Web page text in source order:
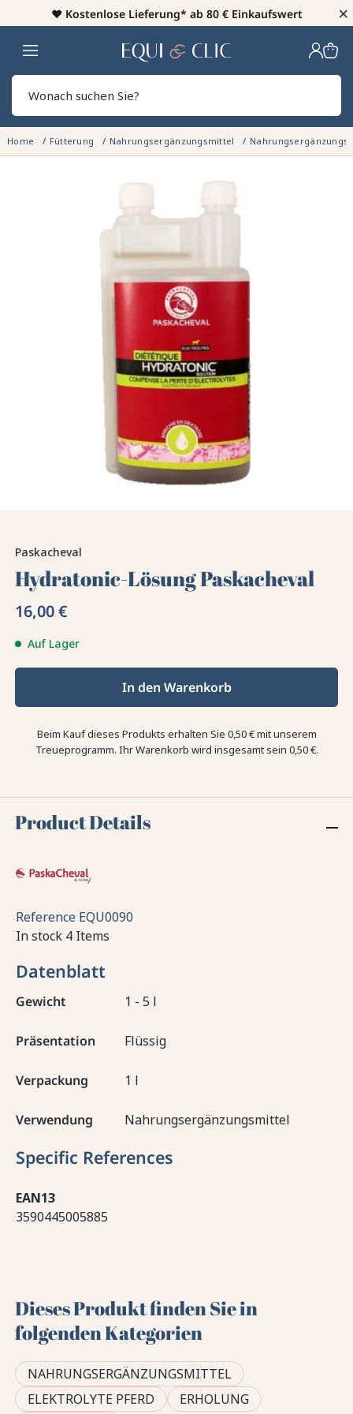
♥️ Kostenlose Lieferung* ab 80 € Einkaufswert ×
Heim
Home Fütterung Nahrungsergänzungsmittel
Paskacheval
Hydratonic-Lösung Paskacheval
16,00 €
Auf Lager
In den Warenkorb
Beim Kauf dieses Produkts erhalten Sie 0,50 €mit unserem
Treueprogramm. Ihr Warenkorb wird insgesamt sein 0,50 €.
Product Details
Reference EQU0090
In stock 4 Items
Datenblatt
Gewicht 1 - 5 l
Präsentation Flüssig
Verpackung 1 l
Verwendung Nahrungsergänzungsmittel
Specific References
EAN13
3590445005885
Dieses Produkt finden Sie in
folgenden Kategorien
NAHRUNGSERGÄNZUNGSMITTEL
ELEKTROLYTE PFERD
ERHOLUNG